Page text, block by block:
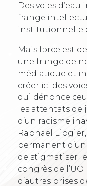
Des voies
frange
institutionnelle
Mais force est
une frange de
médiatique et
créer ici des
qui dénonce
les attentats de
d’un racisme
Raphaël
permanent
de stigmatiser
congrès de
d’autres prises